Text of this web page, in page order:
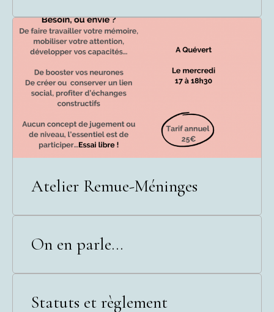
Atelier Remue-Méninges
On en parle...
Statuts et règlement